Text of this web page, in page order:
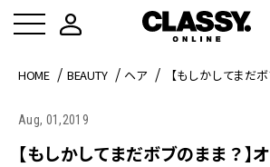
HOME BEAUTY ヘア 【もしかしてまだ
Aug, 01,2019
【もしかしてまだボブのまま？】